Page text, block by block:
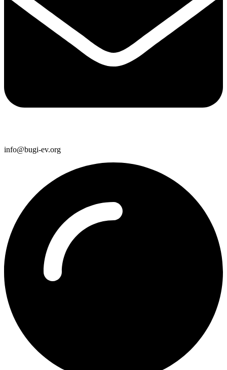
info@bugi-ev.org